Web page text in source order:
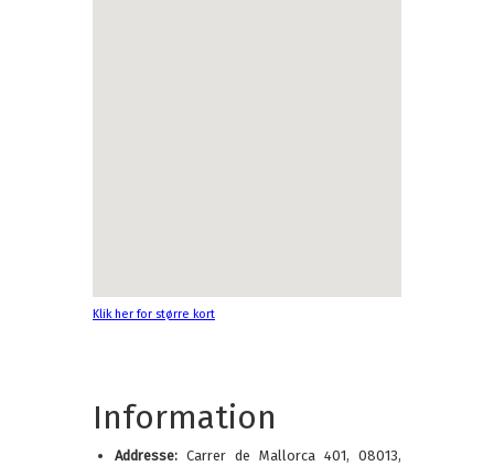
Klik her for større kort
Information
Addresse: Carrer de Mallorca 401, 08013,